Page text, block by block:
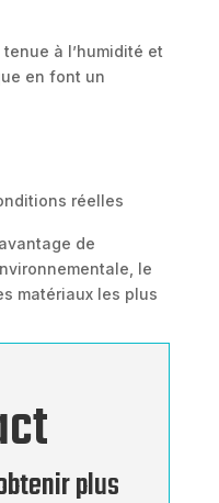
à l’humidité et
en font un
réelles
de
le
matériaux les plus
plus